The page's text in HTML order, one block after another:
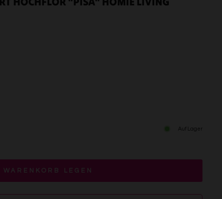
Auf Lager
WARENKORB LEGEN